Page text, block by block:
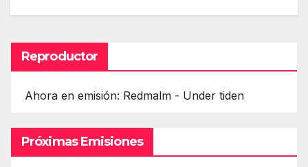
Reproductor
Ahora en emisión: Redmalm - Under tiden
Próximas Emisiones